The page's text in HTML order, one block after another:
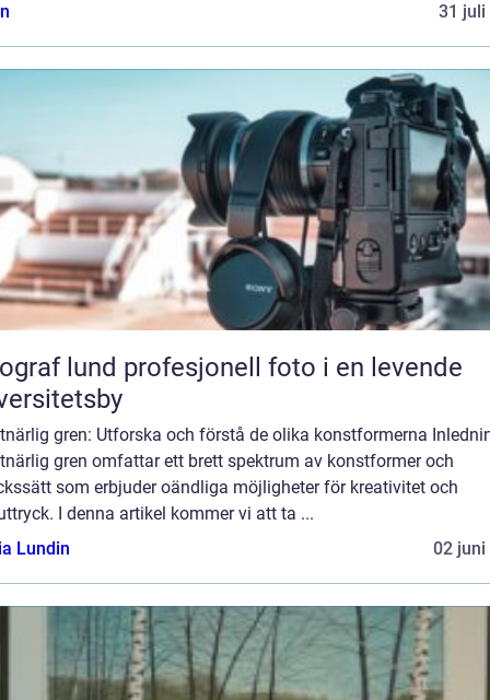
31 juli
profesjonell foto i en levende
gren: Utforska och förstå de olika konstformerna
gren omfattar ett brett spektrum av konstformer och
som erbjuder oändliga möjligheter för kreativitet och
I denna artikel kommer vi att ta ...
Lundin
02 juni